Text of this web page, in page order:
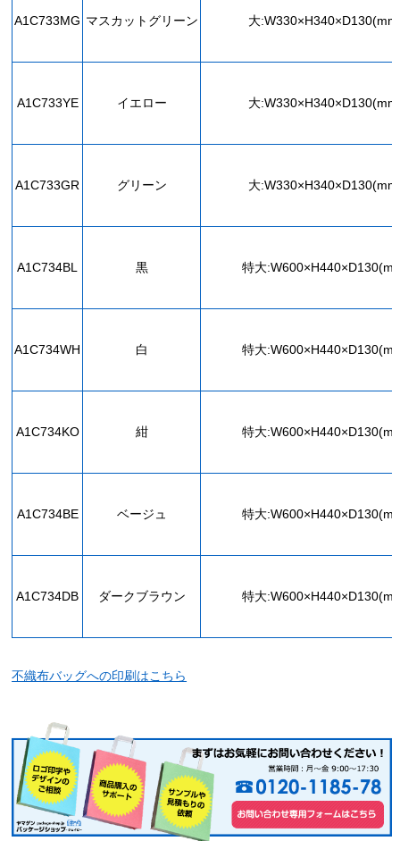
A1C733MG マスカットグリーン 大
A1C733YE イエロー 大
A1C733GR グリーン 大
A1C734BL 黒 特大
A1C734WH 白 特大
A1C734KO 紺 特大
A1C734BE ベージュ 特大
A1C734DB ダークブラウン 特大
不織布バッグへの印刷はこちら